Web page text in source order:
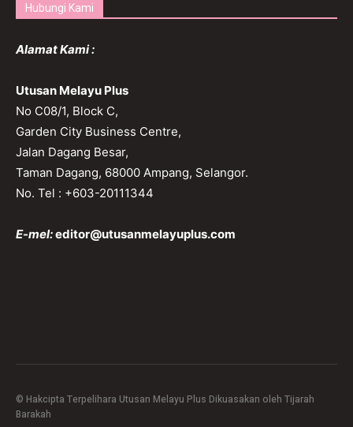
Hubungi Kami
Alamat Kami :
Utusan Melayu Plus
No C08/1, Block C,
Garden City Business Centre,
Jalan Dagang Besar,
Taman Dagang, 68000 Ampang, Selangor.
No. Tel : +603-20111344
E-mel:editor@utusanmelayuplus.com
© Hakcipta Terpelihara Utusan Melayu Plus Dikuasakan oleh Tijarah
Barakah